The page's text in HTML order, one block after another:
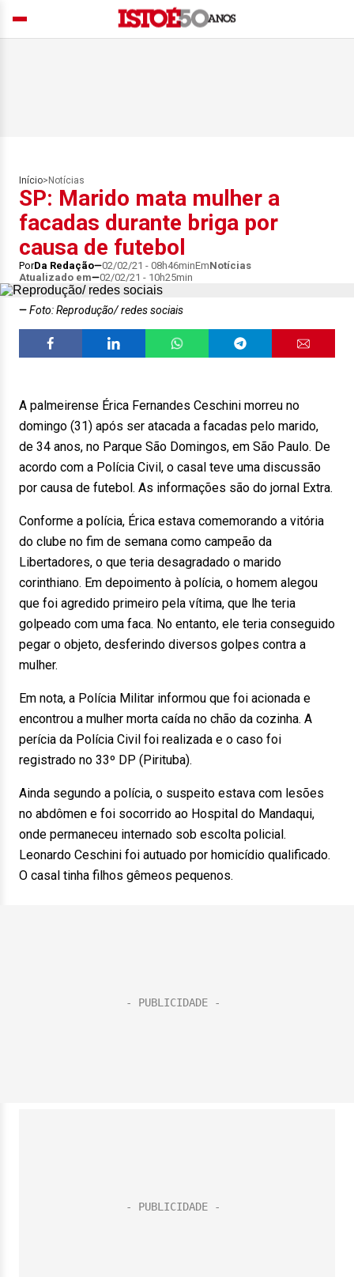
Início> Notícias
SP: Marido mata mulher a
facadas durante briga por
causa de futebol
PorDa Redação 02/02/21 - 08h46minEmNotícias
Atualizado em
02/02/21 - 10h25min
Foto: Reprodução/ redes sociais
A palmeirense Érica Fernandes Ceschini morreu no
domingo (31) após ser atacada a facadas pelo marido,
de 34 anos, no Parque São Domingos, em São Paulo. De
acordo com a Polícia Civil, o casal teve uma discussão
por causa de futebol. As informações são do jornal Extra.
Conforme a polícia, Érica estava comemorando a vitória
do clube no fim de semana como campeão da
Libertadores, o que teria desagradado o marido
corinthiano. Em depoimento à polícia, o homem alegou
que foi agredido primeiro pela vítima, que lhe teria
golpeado com uma faca. No entanto, ele teria conseguido
pegar o objeto, desferindo diversos golpes contra a
mulher.
Em nota, a Polícia Militar informou que foi acionada e
encontrou a mulher morta caída no chão da cozinha. A
perícia da Polícia Civil foi realizada e o caso foi
registrado no 33º DP (Pirituba).
Ainda segundo a polícia, o suspeito estava com lesões
no abdômen e foi socorrido ao Hospital do Mandaqui,
onde permaneceu internado sob escolta policial.
Leonardo Ceschini foi autuado por homicídio qualificado.
O casal tinha filhos gêmeos pequenos.